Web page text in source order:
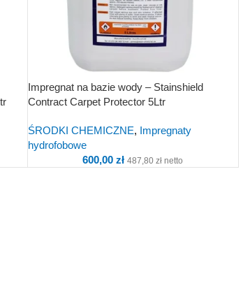
Impregnat na bazie wody – Stainshield
Contract Carpet Protector 5Ltr
ŚRODKI CHEMICZNE, Impregnaty
hydrofobowe
600,00zł 487,80zł netto